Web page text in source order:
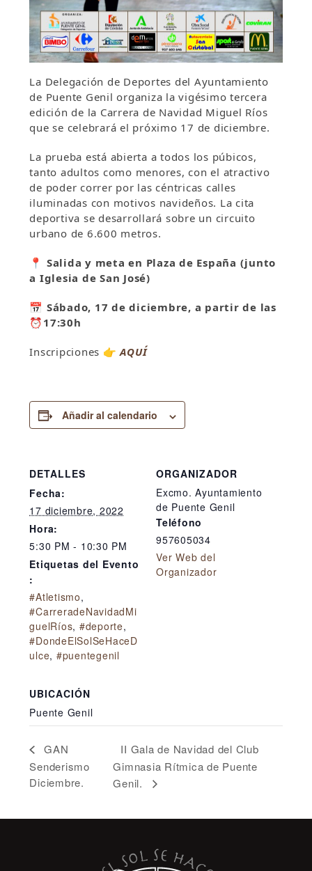
La Delegación de Deportes del Ayuntamiento
de Puente Genil organiza la vigésimo tercera
edición de la Carrera de Navidad Miguel Ríos
que se celebrará el próximo 17 de diciembre.
La prueba está abierta a todos los púbicos,
tanto adultos como menores, con el atractivo
de poder correr por las céntricas calles
iluminadas con motivos navideños. La cita
deportiva se desarrollará sobre un circuito
urbano de 6.600 metros.
📍 Salida y meta en Plaza de España (junto
a Iglesia de San José)
📅 Sábado, 17 de diciembre, a partir de las
⏰ 17:30h
Inscripciones 👉 AQUÍ
Añadir al calendario
DETALLES
Fecha:
17 diciembre, 2022
Hora:
5:30 PM - 10:30 PM
Etiquetas del Evento
:
#Atletismo,
#CarreradeNavidadMi
guelRíos, #deporte,
#DondeElSolSeHaceD
ulce, #puentegenil
ORGANIZADOR
Excmo. Ayuntamiento
de Puente Genil
Teléfono
957605034
Ver Web del
Organizador
UBICACIÓN
Puente Genil
GAN
Senderismo
Diciembre.
II Gala de Navidad del Club
Gimnasia Rítmica de Puente
Genil.